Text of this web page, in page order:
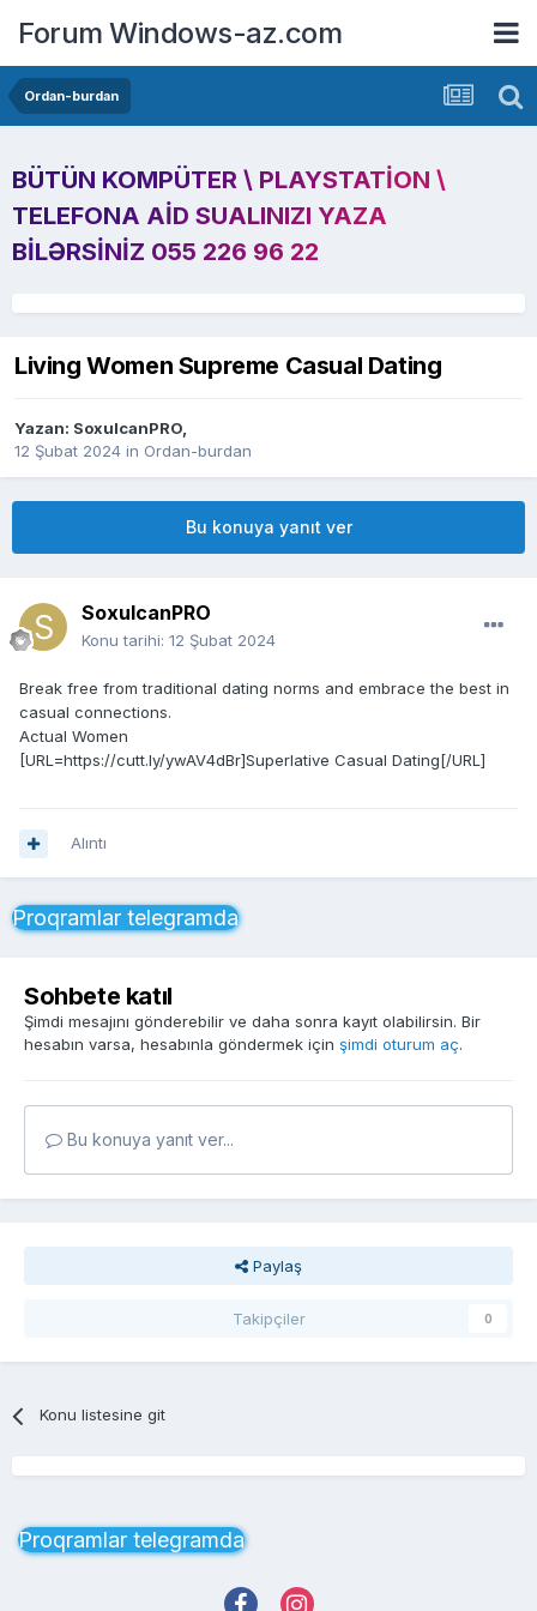
Forum Windows-az.com
Ordan-burdan
BÜTÜN KOMPÜTER \ PLAYSTATION \
TELEFONA AID SUALINIZI YAZA
BILƏRSINIZ 055 226 96 22
Living Women Supreme Сasual Dating
Yazan: SoxulcanPRO,
12 Şubat 2024 in Ordan-burdan
Bu konuya yanıt ver
SoxulcanPRO
Konu tarihi: 12 Şubat 2024
Break free from traditional dating norms and embrace the best in
casual connections.
Actual Women
[URL=https://cutt.ly/ywAV4dBr]Superlative Сasual Dating[/URL]
Alıntı
Proqramlar telegramda
Sohbete katıl
Şimdi mesajını gönderebilir ve daha sonra kayıt olabilirsin. Bir
hesabın varsa, hesabınla göndermek için şimdi oturum aç.
Bu konuya yanıt ver...
Paylaş
Takipçiler 0
Konu listesine git
Proqramlar telegramda